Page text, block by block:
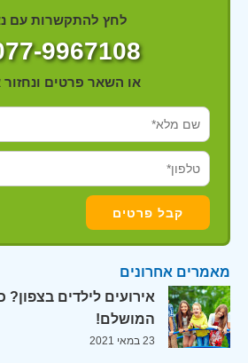
לחץ להתקשרות עם
9967108
או השאר פרטים ונחזור
מאמרים אחרונים
אירועים לילדים
המושלם!
23 במאי 2021